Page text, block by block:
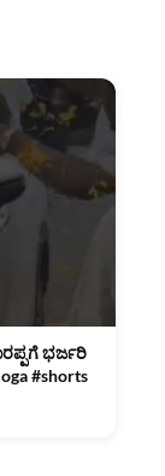
ಭರ್ಜರಿ
#shorts